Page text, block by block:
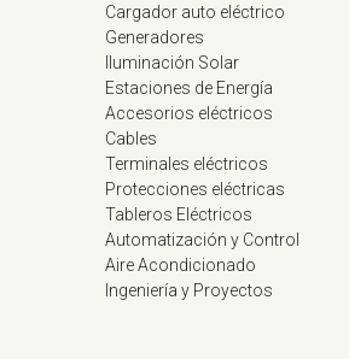
Cargador auto eléctrico
Generadores
Iluminación Solar
Estaciones de Energía
Accesorios eléctricos
Cables
Terminales eléctricos
Protecciones eléctricas
Tableros Eléctricos
Automatización y Control
Aire Acondicionado
Ingeniería y Proyectos